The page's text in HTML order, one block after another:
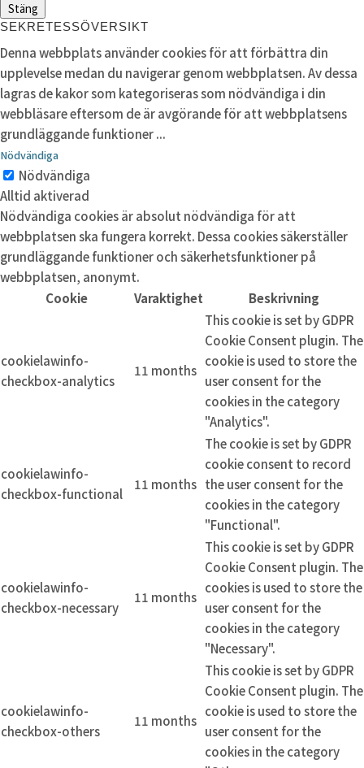
Stäng
SEKRETESSÖVERSIKT
Denna webbplats använder cookies för att förbättra din
upplevelse medan du navigerar genom webbplatsen. Av dessa
lagras de kakor som kategoriseras som nödvändiga i din
webbläsare eftersom de är avgörande för att webbplatsens
grundläggande funktioner...
Nödvändiga
Nödvändiga
Alltid aktiverad
Nödvändiga cookies är absolut nödvändiga för att
webbplatsen ska fungera korrekt. Dessa cookies säkerställer
grundläggande funktioner och säkerhetsfunktioner på
webbplatsen, anonymt.
Cookie
Varaktighet Beskrivning
cookielawinfo-
checkbox-analytics
11 months
This cookie is set by GDPR
Cookie Consent plugin. The
cookie is used to store the
user consent for the
cookies in the category
"Analytics".
cookielawinfo-
checkbox-functional
11 months
The cookie is set by GDPR
cookie consent to record
the user consent for the
cookies in the category
"Functional".
cookielawinfo-
checkbox-necessary
11 months
This cookie is set by GDPR
Cookie Consent plugin. The
cookies is used to store the
user consent for the
cookies in the category
"Necessary".
cookielawinfo-
checkbox-others
11 months
This cookie is set by GDPR
Cookie Consent plugin. The
cookie is used to store the
user consent for the
cookies in the category